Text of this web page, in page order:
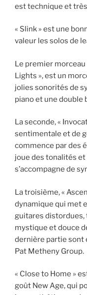
est technique et
« Slink » est une
valeur les solos de
Le premier morceau
Lights », est un
jolies sonorités de
piano et une double
La seconde, «
sentimentale et de
commence par des
joue des tonalités
s’accompagne de
La troisième, «
dynamique qui met
guitares distordues,
mystique et douce
dernière partie sont
Pat Metheny Group.
« Close to Home »
goût New Age, qui